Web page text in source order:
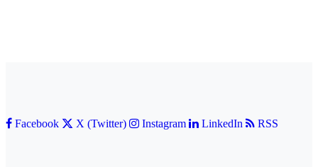
Facebook X (Twitter) Instagram LinkedIn RSS